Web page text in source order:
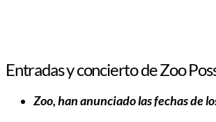
Entradas y concierto de Zoo
Zoo, han anunciado las fechas de